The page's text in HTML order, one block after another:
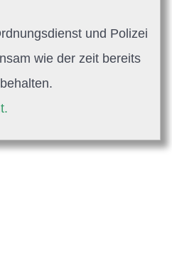
und Polizei
wie der zeit bereits